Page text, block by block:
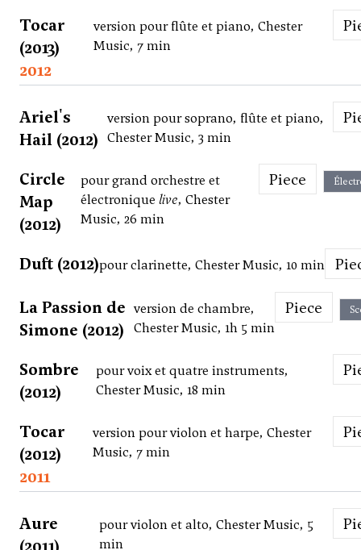
Tocar
(2013)
version pour flûte et piano, Chester
Music, 7 min
2012
Ariel's
Hail (2012)
version pour soprano, flûte et piano,
Chester Music, 3 min
Circle
Map
(2012)
pour grand orchestre et
électronique live, Chester
Music, 26 min
Piece
Duft (2012)pour clarinette, Chester Music, 10 min
La Passion de
Simone (2012)
version de chambre,
Chester Music, 1h 5 min
Piece
Sombre
(2012)
pour voix et quatre instruments,
Chester Music, 18 min
Tocar
(2012)
version pour violon et harpe, Chester
Music, 7 min
2011
Aure
pour violon et alto, Chester Music, 5
min